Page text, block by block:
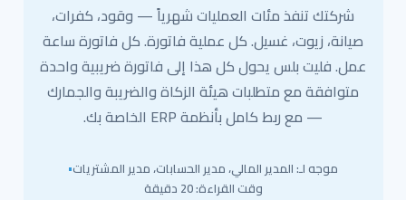
شركتك تنفذ مئات العمليات شهرياً — وقود، كفرات،
صيانة، زيوت، غسيل. كل عملية فاتورة. كل فاتورة ساعة
عمل. فليت بلس يحول كل هذا إلى فاتورة ضريبية واحدة
متوافقة مع متطلبات هيئة الزكاة والضريبة والجمارك
— مع ربط كامل بأنظمة ERP الخاصة بك.
موجه لـ: المدير المالي، مدير الحسابات، مدير المشتريات•
وقت القراءة: 20 دقيقة